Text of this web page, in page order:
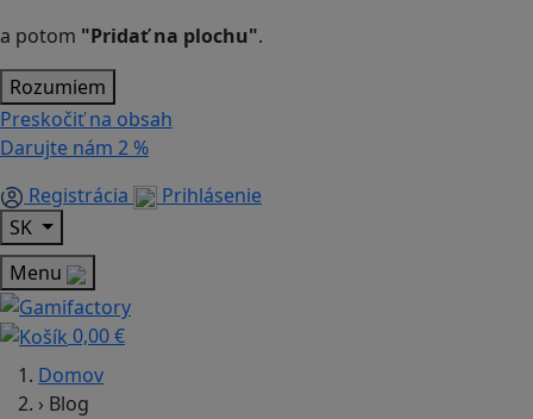
a potom "Pridať na plochu".
Rozumiem
Preskočiť na obsah
Darujte nám 2 %
Registrácia
Prihlásenie
SK
Menu
0,00 €
Domov
› Blog